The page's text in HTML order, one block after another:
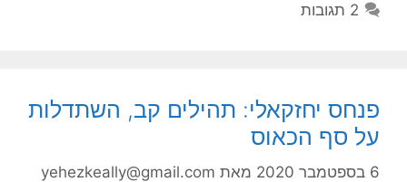
2 תגובות
פנחס יחזקאלי: תהילים קב, השתדלות
על סף הכאוס
6 בספטמבר 2020 מאת yehezkeally@gmail.com